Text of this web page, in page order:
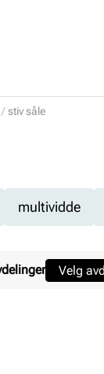
stiv såle
multividde
Velg